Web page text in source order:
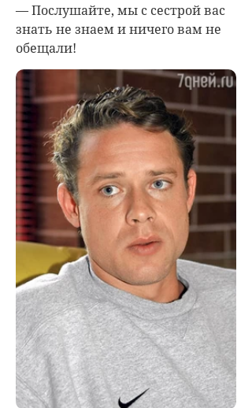
— Послушайте, мы с сестрой вас
знать не знаем и ничего вам не
обещали!